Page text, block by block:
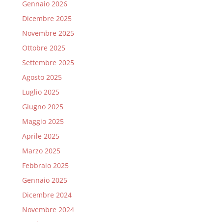
Gennaio 2026
Dicembre 2025
Novembre 2025
Ottobre 2025
Settembre 2025
Agosto 2025
Luglio 2025
Giugno 2025
Maggio 2025
Aprile 2025
Marzo 2025
Febbraio 2025
Gennaio 2025
Dicembre 2024
Novembre 2024